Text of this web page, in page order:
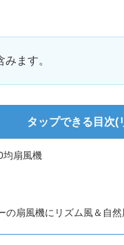
ます。
タップできる目次(
均扇風機
の扇風機にリズム風＆自